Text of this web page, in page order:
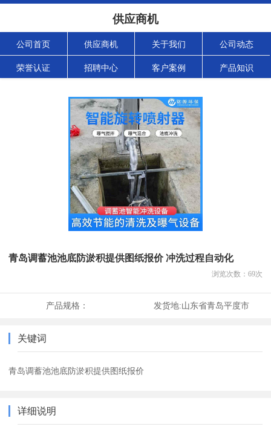
供应商机
公司首页 供应商机 关于我们 公司动态
荣誉认证 招聘中心 客户案例 产品知识
青岛调蓄池池底防淤积提供图纸报价 冲洗过程自动化
浏览次数： 69次
产品规格： 发货地:山东省青岛平度市
关键词
青岛调蓄池池底防淤积提供图纸报价
详细说明